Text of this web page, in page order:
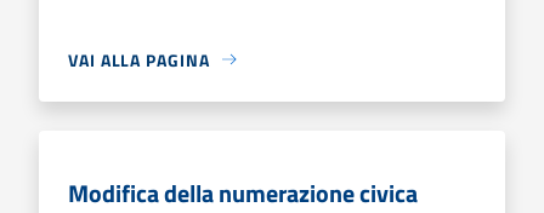
VAI ALLA PAGINA
Modifica della numerazione civica